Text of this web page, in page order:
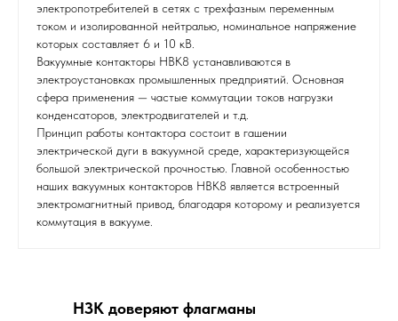
электропотребителей в сетях с трехфазным переменным
током и изолированной нейтралью, номинальное напряжение
которых составляет 6 и 10 кВ.
Вакуумные контакторы НВК8 устанавливаются в
электроустановках промышленных предприятий. Основная
сфера применения — частые коммутации токов нагрузки
конденсаторов, электродвигателей и т.д.
Принцип работы контактора состоит в гашении
электрической дуги в вакуумной среде, характеризующейся
большой электрической прочностью. Главной особенностью
наших вакуумных контакторов НВК8 является встроенный
электромагнитный привод, благодаря которому и реализуется
коммутация в вакууме.
НЗК доверяют флагманы